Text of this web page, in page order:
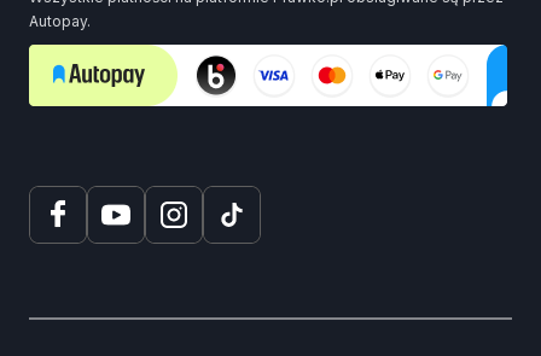
Autopay.